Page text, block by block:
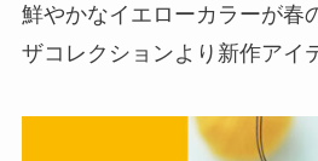
鮮やかなイエローカラーが春
ザコレクションより新作アイ